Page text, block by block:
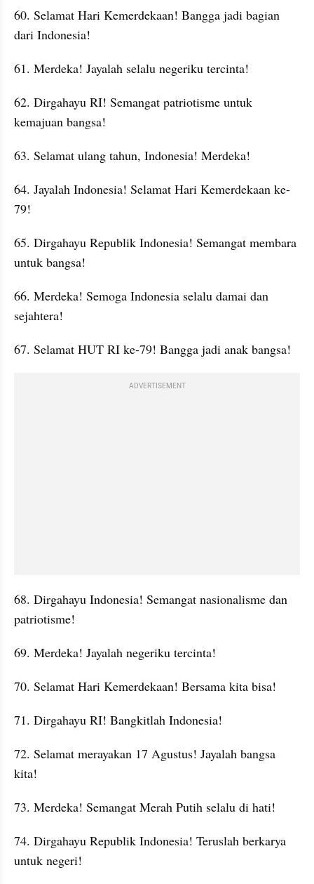
60. Selamat Hari Kemerdekaan! Bangga jadi bagian
dari Indonesia!
61. Merdeka! Jayalah selalu negeriku tercinta!
62. Dirgahayu RI! Semangat patriotisme untuk
kemajuan bangsa!
63. Selamat ulang tahun, Indonesia! Merdeka!
64. Jayalah Indonesia! Selamat Hari Kemerdekaan ke-
79!
65. Dirgahayu Republik Indonesia! Semangat membara
untuk bangsa!
66. Merdeka! Semoga Indonesia selalu damai dan
sejahtera!
67. Selamat HUT RI ke-79! Bangga jadi anak bangsa!
ADVERTISEMENT
68. Dirgahayu Indonesia! Semangat nasionalisme dan
patriotisme!
69. Merdeka! Jayalah negeriku tercinta!
70. Selamat Hari Kemerdekaan! Bersama kita bisa!
71. Dirgahayu RI! Bangkitlah Indonesia!
72. Selamat merayakan 17 Agustus! Jayalah bangsa
kita!
73. Merdeka! Semangat Merah Putih selalu di hati!
74. Dirgahayu Republik Indonesia! Teruslah berkarya
untuk negeri!